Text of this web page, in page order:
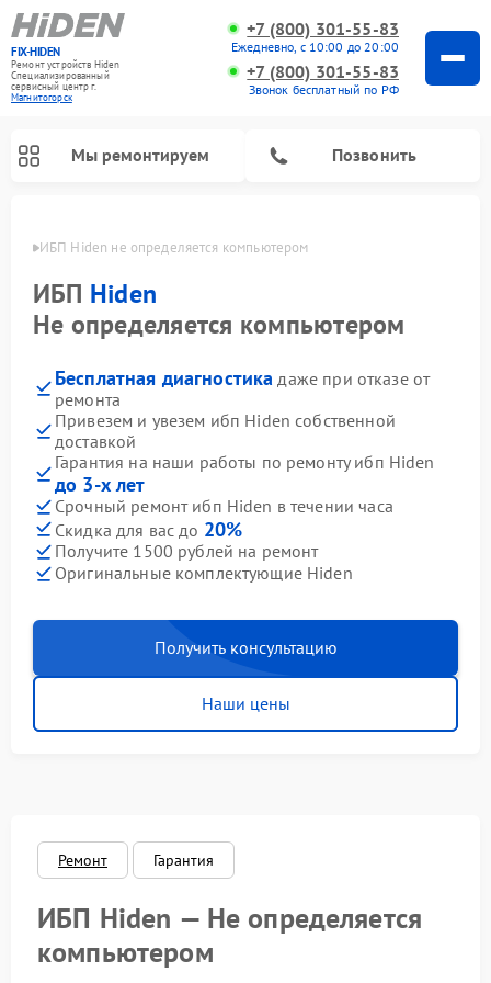
FIX-HIDEN
Ремонт устройств Hiden
Специализированный
cервисный центр г.
Магнитогорск
+7 (800) 301-55-83
Ежедневно, с 10:00 до 20:00
+7 (800) 301-55-83
Звонок бесплатный по РФ
Мы ремонтируем Позвонить
ИБП Hiden не определяется компьютером
ИБП Hiden
Не определяется компьютером
Бесплатная диагностика даже при отказе от
ремонта
Привезем и увезем ибп Hiden собственной
доставкой
Гарантия на наши работы по ремонту ибп Hiden
до 3-х лет
Срочный ремонт ибп Hiden в течении часа
Скидка для вас до 20%
Получите 1500 рублей на ремонт
Оригинальные комплектующие Hiden
Получить консультацию
Наши цены
Ремонт Гарантия
ИБП Hiden — Не определяется
компьютером